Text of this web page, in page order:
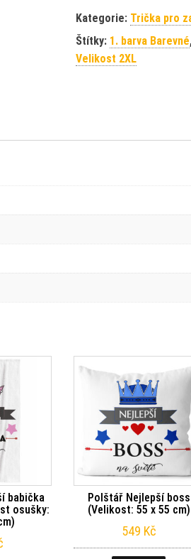
Kategorie: Trička pro
Štítky: 1. barva Barevné
Velikost 2XL
babička
osušky:
Polštář Nejlepší boss
(Velikost: 55 x 55 cm)
549 Kč